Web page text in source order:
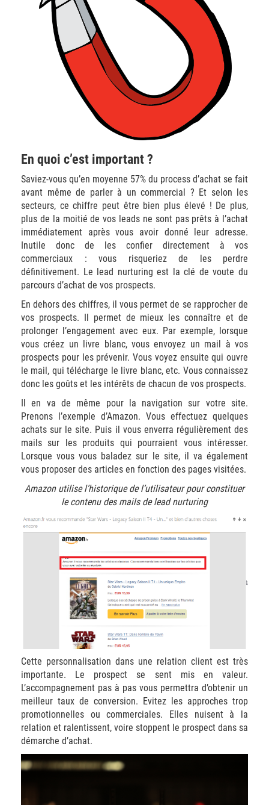
En quoi c’est important ?
Saviez-vous qu’en moyenne 57% du process d’achat se fait
avant même de parler à un commercial ? Et selon les
secteurs, ce chiffre peut être bien plus élevé ! De plus,
plus de la moitié de vos leads ne sont pas prêts à l’achat
immédiatement après vous avoir donné leur adresse.
Inutile donc de les confier directement à vos
commerciaux : vous risqueriez de les perdre
définitivement. Le lead nurturing est la clé de voute du
parcours d’achat de vos prospects.
En dehors des chiffres, il vous permet de se rapprocher de
vos prospects. Il permet de mieux les connaître et de
prolonger l’engagement avec eux. Par exemple, lorsque
vous créez un livre blanc, vous envoyez un mail à vos
prospects pour les prévenir. Vous voyez ensuite qui ouvre
le mail, qui télécharge le livre blanc, etc. Vous connaissez
donc les goûts et les intérêts de chacun de vos prospects.
Il en va de même pour la navigation sur votre site.
Prenons l’exemple d’Amazon. Vous effectuez quelques
achats sur le site. Puis il vous enverra régulièrement des
mails sur les produits qui pourraient vous intéresser.
Lorsque vous vous baladez sur le site, il va également
vous proposer des articles en fonction des pages visitées.
Amazon utilise l’historique de l’utilisateur pour constituer
le contenu des mails de lead nurturing
Cette personnalisation dans une relation client est très
importante. Le prospect se sent mis en valeur.
L’accompagnement pas à pas vous permettra d’obtenir un
meilleur taux de conversion. Evitez les approches trop
promotionnelles ou commerciales. Elles nuisent à la
relation et ralentissent, voire stoppent le prospect dans sa
démarche d’achat.